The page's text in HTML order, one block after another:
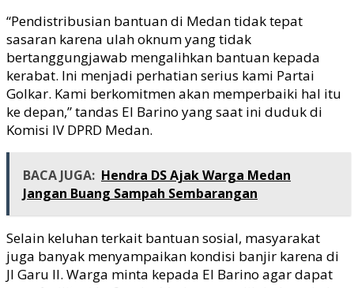
“Pendistribusian bantuan di Medan tidak tepat
sasaran karena ulah oknum yang tidak
bertanggungjawab mengalihkan bantuan kepada
kerabat. Ini menjadi perhatian serius kami Partai
Golkar. Kami berkomitmen akan memperbaiki hal itu
ke depan,” tandas El Barino yang saat ini duduk di
Komisi IV DPRD Medan.
BACA JUGA: Hendra DS Ajak Warga Medan
Jangan Buang Sampah Sembarangan
Selain keluhan terkait bantuan sosial, masyarakat
juga banyak menyampaikan kondisi banjir karena di
Jl Garu II. Warga minta kepada El Barino agar dapat